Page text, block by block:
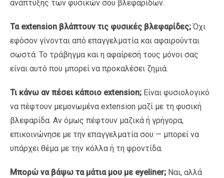
ανάπτυξης των φυσικών σου βλεφαρίδων.
Τα extension βλάπτουν τις φυσικές βλεφαρίδες;Όχι
εφόσον γίνονται από επαγγελματία και αφαιρούνται
σωστά. Το τράβηγμα και η αφαίρεσή τους μόνοι σας
είναι αυτό που μπορεί να προκαλέσει ζημιά.
Τι κάνω αν πέσει κάποιο extension; Είναι φυσιολογικό
να πέφτουν μεμονωμένα extension μαζί με τη φυσική
βλεφαρίδα. Αν όμως πέφτουν μαζικά ή γρήγορα,
επικοινώνησε με την επαγγελματία σου — μπορεί να
υπάρχει θέμα με την κόλλα ή τη φροντίδα.
Μπορώ να βάψω τα μάτια μου με eyeliner; Ναι, αλλά